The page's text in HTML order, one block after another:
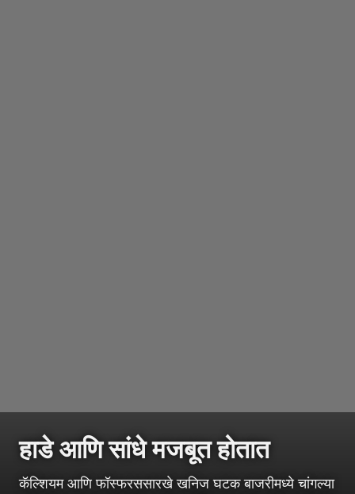
हाडे आणि सांधे मजबूत होतात
कॅल्शियम आणि फॉस्फरससारखे खनिज घटक बाजरीमध्ये चांगल्या